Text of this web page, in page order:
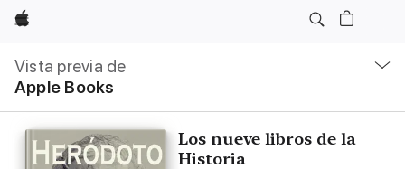
Apple
Vista previa de
Apple Books
local
Abrir
menú
Los nueve libros de la
Historia